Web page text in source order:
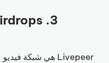
Livepeer هي شبكة فيديو لامركزية